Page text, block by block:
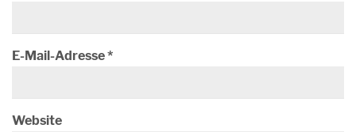
E-Mail-Adresse*
Website